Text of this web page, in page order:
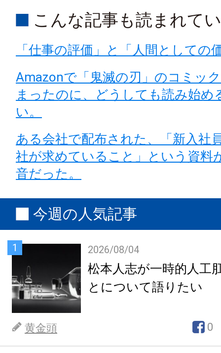
こんな記事も読まれて
「仕事の評価」と「人間としての
Amazonで「鬼滅の刃」のコミッ
まったのに、どうしても読み始め
い。
ある会社で配布された、「新入社
社が求めていること」という資料
音だった。
今週の人気記事
1 2026/08/04
松本人志が一時的人工
とについて語りたい
黄金頭 0